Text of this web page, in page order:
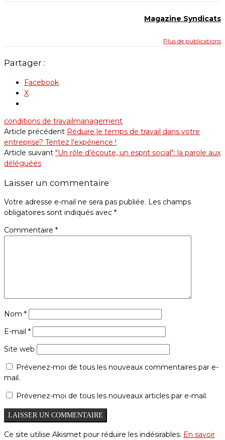
Magazine Syndicats
Plus de publications
Partager :
Facebook
X
conditions de travailmanagement
Article précédent Réduire le temps de travail dans votre
entreprise? Tentez l'expérience !
Article suivant "Un rôle d’écoute, un esprit social": la parole aux
déléguées
Laisser un commentaire
Votre adresse e-mail ne sera pas publiée. Les champs
obligatoires sont indiqués avec *
Commentaire *
Nom *
E-mail *
Site web
Prévenez-moi de tous les nouveaux commentaires par e-
mail.
Prévenez-moi de tous les nouveaux articles par e-mail.
Ce site utilise Akismet pour réduire les indésirables. En savoir